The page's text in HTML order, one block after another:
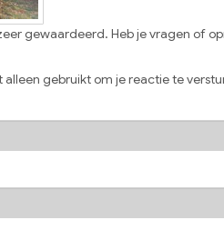
gewaardeerd. Heb je vragen of
alleen gebruikt om je reactie te